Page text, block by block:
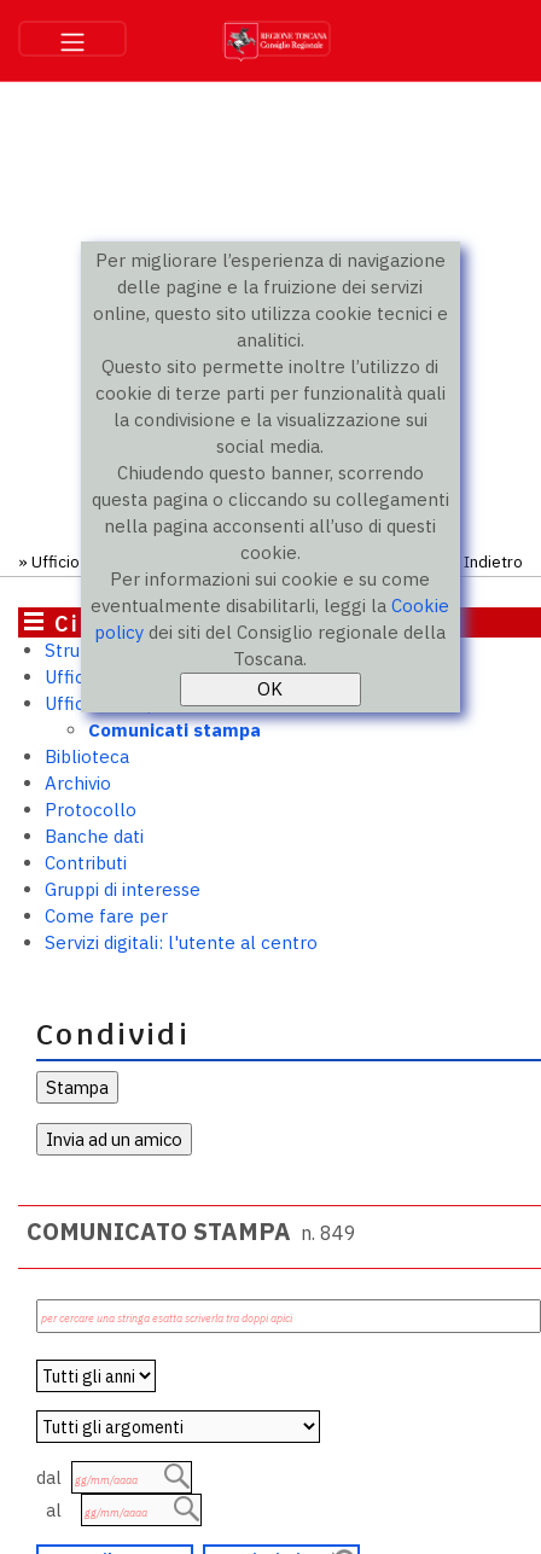
Per migliorare l’esperienza di navigazione
delle pagine e la fruizione dei servizi
online, questo sito utilizza cookie tecnici e
analitici.
Questo sito permette inoltre l’utilizzo di
cookie di terze parti per funzionalità quali
la condivisione e la visualizzazione sui
social media.
Chiudendo questo banner, scorrendo
questa pagina o cliccando su collegamenti
nella pagina acconsenti all’uso di questi
cookie.
Per informazioni sui cookie e su come
eventualmente disabilitarli, leggi laCookie
policy dei siti del Consiglio regionale della
Toscana.
» Ufficio stampa » Comunicato Indietro
Cittadini
Struttura e uffici
Ufficio relazioni con il pubblico
Ufficio stampa
Comunicati stampa
Biblioteca
Archivio
Protocollo
Banche dati
Contributi
Gruppi di interesse
Come fare per
Servizi digitali: l'utente al centro
Condividi
COMUNICATO STAMPA n. 849
dal
al